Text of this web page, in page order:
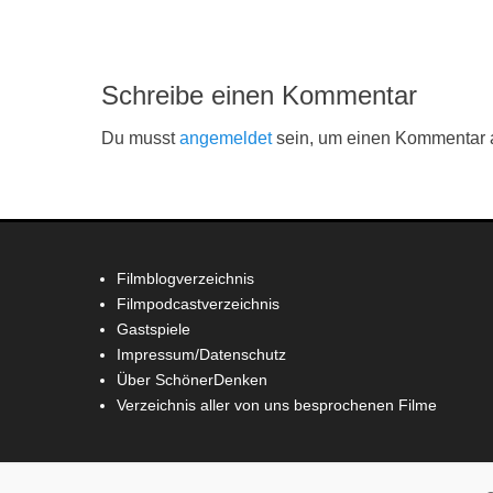
Schreibe einen Kommentar
Du musstangemeldetsein, um einen Kommentar
Filmblogverzeichnis
Filmpodcastverzeichnis
Gastspiele
Impressum/Datenschutz
Über SchönerDenken
Verzeichnis aller von uns besprochenen Filme